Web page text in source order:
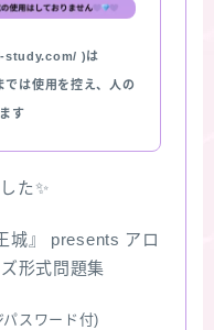
study.com/ )は
は使用を控え、人の
す
た✨
城』 presents アロ
形式問題集
スワード付)